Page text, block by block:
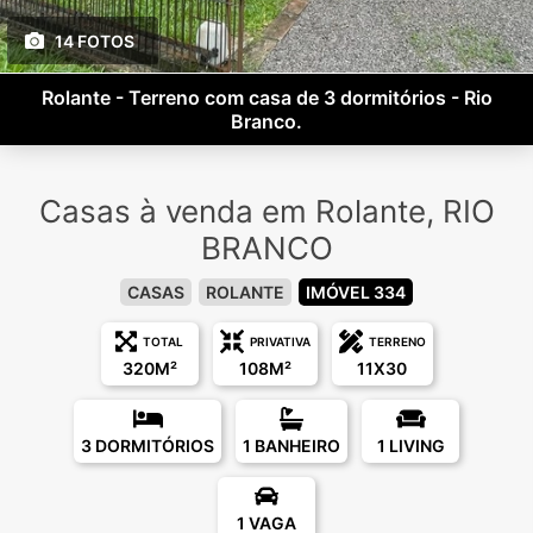
14 FOTOS
Rolante - Terreno com casa de 3 dormitórios - Rio
Branco.
Casas à venda em Rolante, RIO
BRANCO
CASAS ROLANTE IMÓVEL 334
TOTAL
320M²
PRIVATIVA
108M²
TERRENO
11X30
3 DORMITÓRIOS 1 BANHEIRO 1 LIVING
1 VAGA